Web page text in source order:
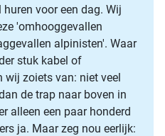
voor een dag. Wij
'omhooggevallen
alpinisten'. Waar
stuk kabel of
wij zoiets van: niet veel
de trap naar boven in
alleen een paar honderd
ja. Maar zeg nou eerlijk: